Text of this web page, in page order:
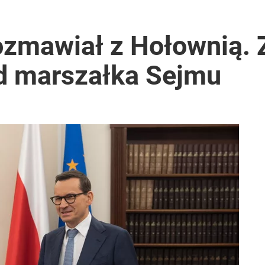
„Cała Europa nam go zazdrości”
go Polacy. Sondaż dla „Wprost”
z Hołownią.
marszałka Sejmu